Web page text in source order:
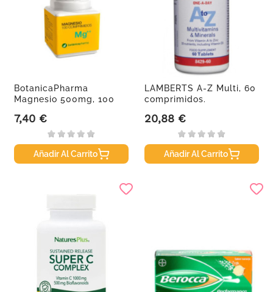
BotanicaPharma
Magnesio 500mg, 100
Precio
7,40 €
Añadir Al Carrito
LAMBERTS A-Z Multi, 60
comprimidos.
Precio
20,88 €
Añadir Al Carrito